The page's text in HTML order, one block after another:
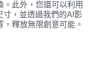
。此外，您還可以利用
寸，並透過我們的AI影
釋放無限創意可能。